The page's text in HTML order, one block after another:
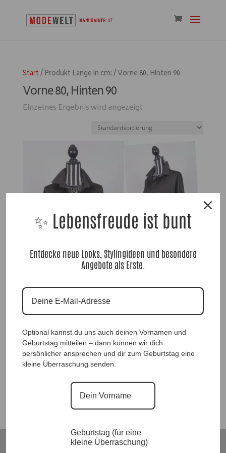
Start/ Produkt Länge in cm: / Vorne 80, Hinten 90
Vorne 80, Hinten 90
Einzelnes Ergebnis wird angezeigt
Designer Hemdbluse Florence |Gr. 38 bis 50|, Anr.: 1885
79,90€
Suchen
✨ Lebensfreude ist bunt
Entdecke neue Looks, Stylingideen und besondere
Angebote als Erste.
Optional kannst du uns auch deinen Vornamen und
Geburtstag mitteilen – dann können wir dich
persönlicher ansprechen und dir zum Geburtstag eine
kleine Überraschung senden.
Geburtstag (für eine
kleine Überraschung)